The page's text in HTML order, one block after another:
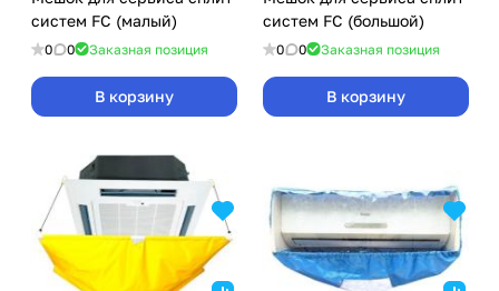
систем FC (малый)
0 0 Заказная позиция
В корзину
систем FC (большой)
0 0 Заказная позиция
В корзину